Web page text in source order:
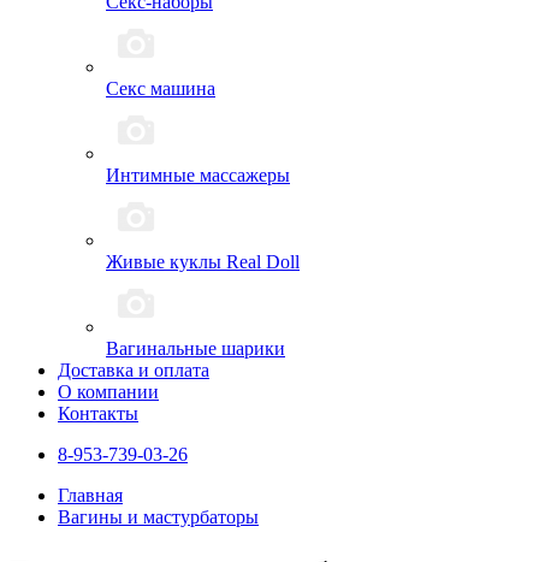
Секс машина
Интимные массажеры
Живые куклы Real Doll
Вагинальные шарики
Доставка и оплата
О компании
Контакты
8-953-739-03-26
Главная
Вагины и мастурбаторы